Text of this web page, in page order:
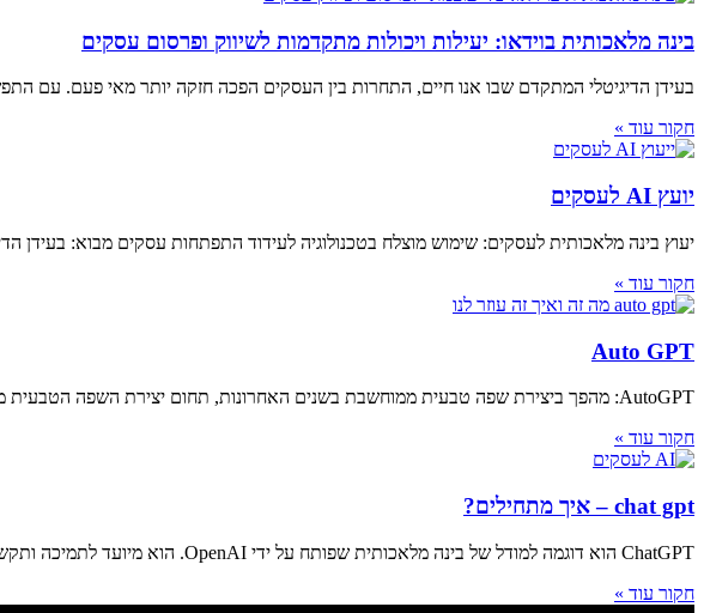
בינה מלאכותית בוידאו: יעילות ויכולות מתקדמות לשיווק ופרסום עסקים
בעידן הדיגיטלי המתקדם שבו אנו חיים, התחרות בין העסקים הפכה חזקה יותר מאי פעם. עם
חקור עוד »
יועץ AI לעסקים
יעוץ בינה מלאכותית לעסקים: שימוש מוצלח בטכנולוגיה לעידוד התפתחות עסקים מבוא:
חקור עוד »
Auto GPT
AutoGPT: מהפך ביצירת שפה טבעית ממוחשבת בשנים האחרונות, תחום יצירת השפה הטבעית ממוחשבת (NLG) עשה צעדים משמעותיים, וביניהם זוהתה התפתחות חשובה בתחום AutoGPT. AutoGPT, בעזרת
חקור עוד »
chat gpt – איך מתחילים?
ChatGPT הוא דוגמה למודל של בינה מלאכותית שפותח על ידי OpenAI. הוא מיועד לתמיכה ותקשורת בין אדם למכונה, ומתמקד בספק תשובות מתקדמות ומבוססות על הבנה
חקור עוד »